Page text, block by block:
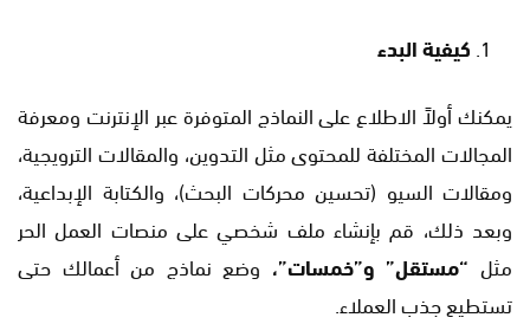
كيفية البدء
يمكنك أولاً الاطلاع على النماذج المتوفرة عبر الإنترنت ومعرفة
المجالات المختلفة للمحتوى مثل التدوين، والمقالات الترويجية،
ومقالات السيو (تحسين محركات البحث)، والكتابة الإبداعية،
وبعد ذلك، قم بإنشاء ملف شخصي على منصات العمل الحر
مثل “مستقل” و”خمسات”، وضع نماذج من أعمالك حتى
تستطيع جذب العملاء.